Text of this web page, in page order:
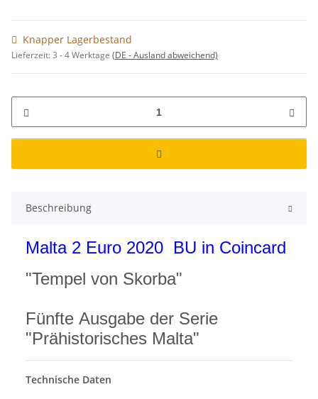
Knapper Lagerbestand
Lieferzeit:3 - 4 Werktage (DE - Ausland abweichend)
Beschreibung
Malta 2 Euro 2020 BU in Coincard
"Tempel von Skorba"
Fünfte Ausgabe der Serie
"Prähistorisches Malta"
Technische Daten